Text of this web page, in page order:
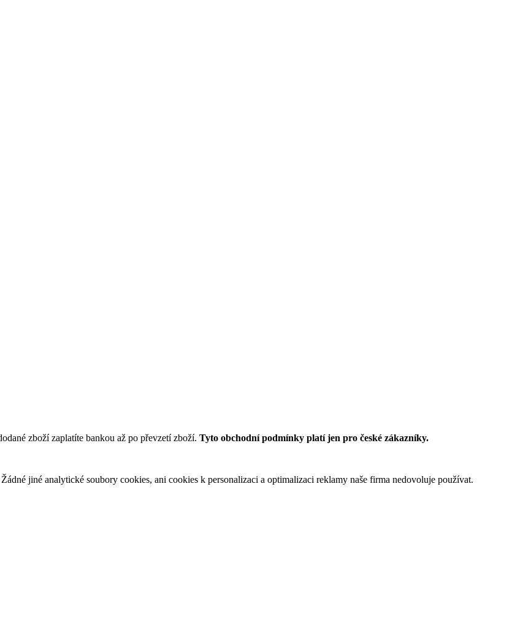
zboží zaplatíte bankou až po převzetí zboží. Tyto obchodní podmínky platí jen pro české zákazníky.
jiné analytické soubory cookies, ani cookies k personalizaci a optimalizaci reklamy naše firma nedovoluje používat.